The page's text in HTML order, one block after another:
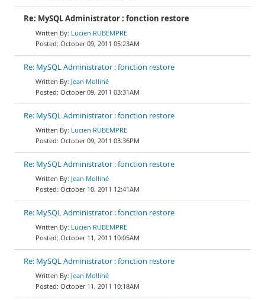
Re: MySQL Administrator : fonction restore
Lucien RUBEMPRE
October 09, 2011 05:23AM
Re: MySQL Administrator : fonction restore
Jean Molliné
October 09, 2011 03:31AM
Re: MySQL Administrator : fonction restore
Lucien RUBEMPRE
October 09, 2011 03:36PM
Re: MySQL Administrator : fonction restore
Jean Molliné
October 10, 2011 12:41AM
Re: MySQL Administrator : fonction restore
Lucien RUBEMPRE
October 11, 2011 10:05AM
Re: MySQL Administrator : fonction restore
Jean Molliné
October 11, 2011 10:18AM